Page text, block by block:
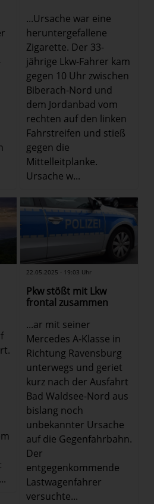
...Ursache war eine
heruntergefallene
Zigarette. Der 33-
jährige Lkw-Fahrer kam
gegen 10 Uhr zwischen
Biberach-Nord und
dem Jordanbad vom
rechten auf den linken
Fahrstreifen und stieß
gegen die
Mittelleitplanke.
Ursache w...
22.05.2025 - 19:03 Uhr
Pkw stößt mit Lkw
frontal zusammen
...ar mit seiner
Mercedes A-Klasse in
Richtung Ravensburg
unterwegs und geriet
kurz nach der Ausfahrt
Bad Waldsee-Nord aus
bislang noch
unbekannter Ursache
auf die Gegenfahrbahn.
Der
entgegenkommende
Lastwagenfahrer
versuchte...